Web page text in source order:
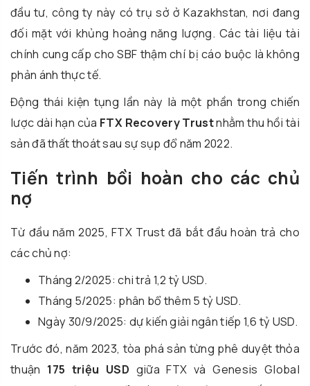
đầu tư, công ty này có trụ sở ở Kazakhstan, nơi đang
đối mặt với khủng hoảng năng lượng. Các tài liệu tài
chính cung cấp cho SBF thậm chí bị cáo buộc là không
phản ánh thực tế.
Động thái kiện tụng lần này là một phần trong chiến
lược dài hạn của FTX Recovery Trustnhằm thu hồi tài
sản đã thất thoát sau sự sụp đổ năm 2022.
Tiến trình bồi hoàn cho các chủ
nợ
Từ đầu năm 2025, FTX Trust đã bắt đầu hoàn trả cho
các chủ nợ:
Tháng 2/2025: chi trả 1,2 tỷ USD.
Tháng 5/2025: phân bổ thêm 5 tỷ USD.
Ngày 30/9/2025: dự kiến giải ngân tiếp 1,6 tỷ USD.
Trước đó, năm 2023, tòa phá sản từng phê duyệt thỏa
thuận 175 triệu USD giữa FTX và Genesis Global